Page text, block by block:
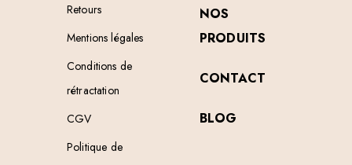
Retours
Mentions légales
Conditions de
rétractation
CGV
Politique de
NOS
PRODUITS
CONTACT
BLOG